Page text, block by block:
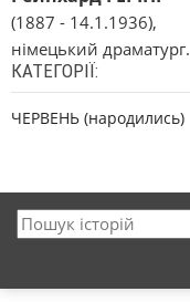
(1887 - 14.1.1936),
німецький драматург.
КАТЕГОРІЇ:
ЧЕРВЕНЬ (народились)